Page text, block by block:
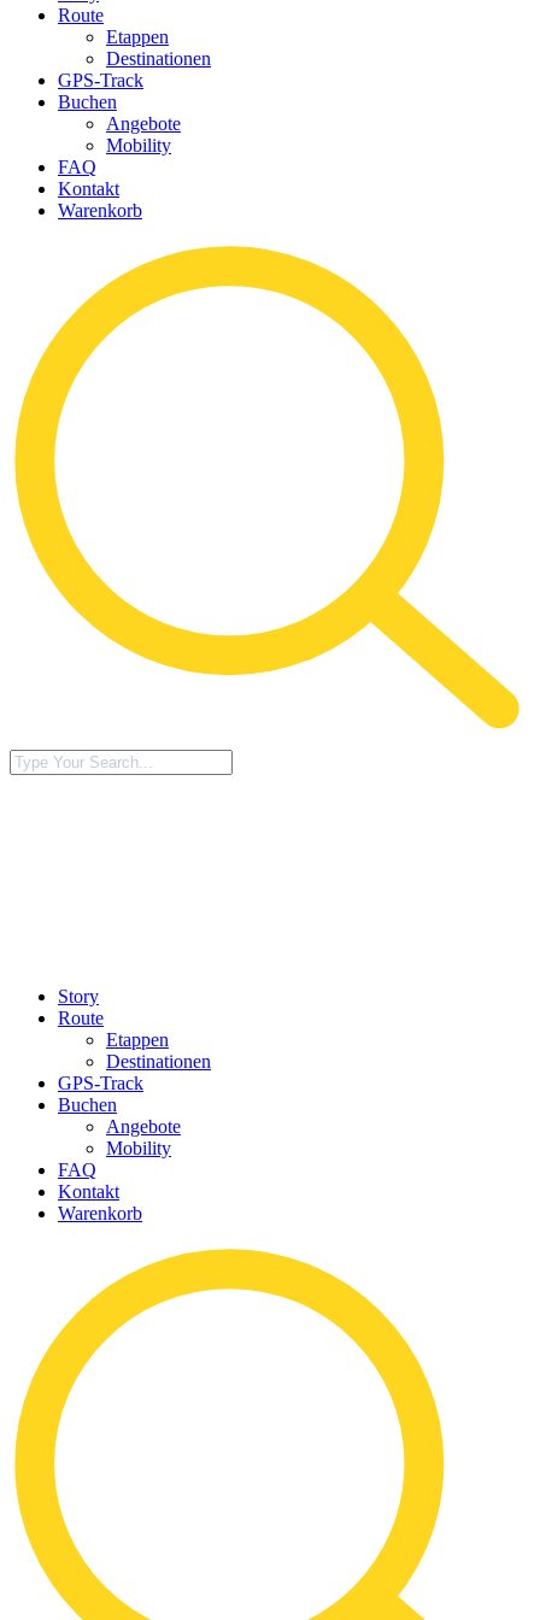
Route
Etappen
Destinationen
GPS-Track
Buchen
Angebote
Mobility
FAQ
Kontakt
Warenkorb
Story
Route
Etappen
Destinationen
GPS-Track
Buchen
Angebote
Mobility
FAQ
Kontakt
Warenkorb